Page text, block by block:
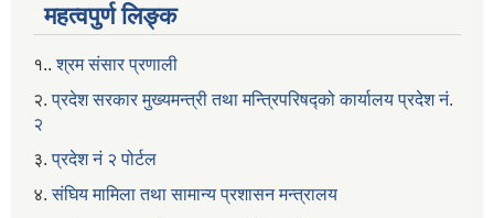
महत्वपुर्ण लिङ्क
१..श्रम संसार प्रणाली
२. प्रदेश सरकार मुख्यमन्त्री तथा मन्त्रिपरिषद्को कार्यालय प्रदेश नं.
२
३.प्रदेश नं २ पोर्टल
४.संघिय मामिला तथा सामान्य प्रशासन मन्त्रालय